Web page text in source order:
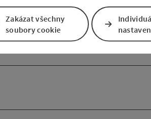
Zakázat všechny
soubory cookie